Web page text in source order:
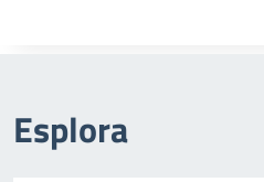
Esplora